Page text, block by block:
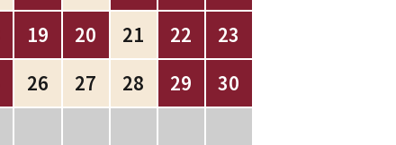
19 20 21 22
23
26 27 28 29
30